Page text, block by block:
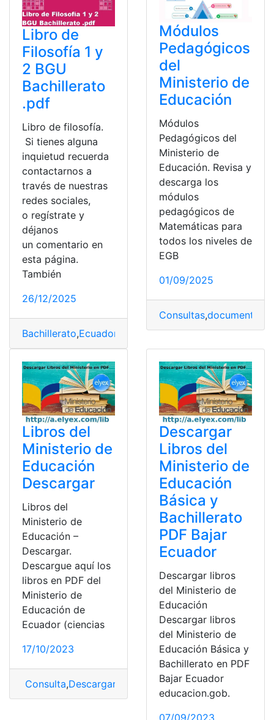
Libro de
Filosofía 1 y
2 BGU
Bachillerato
.pdf
Libro de filosofía.
Si tienes alguna
inquietud recuerda
contactarnos a
través de nuestras
redes sociales,
o regístrate y
déjanos
un comentario en
esta página.
También
26/12/2025
Bachillerato,Ecuador Filosofía,Libro,Libros,Libros del
Módulos
Pedagógicos
del
Ministerio de
Educación
Módulos
Pedagógicos del
Ministerio de
Educación. Revisa y
descarga los
módulos
pedagógicos de
Matemáticas para
todos los niveles de
EGB
01/09/2025
Consultas,documento
Libros del
Ministerio de
Educación
Descargar
Libros del
Ministerio de
Educación –
Descargar.
Descargue aquí los
libros en PDF del
Ministerio de
Educación de
Ecuador (ciencias
17/10/2023
Consulta,Descargar Libros del ministerio de
Descargar
Libros del
Ministerio de
Educación
Básica y
Bachillerato
PDF Bajar
Ecuador
Descargar libros
del Ministerio de
Educación
Descargar libros
del Ministerio de
Educación Básica y
Bachillerato en PDF
Bajar Ecuador
educacion.gob.
07/09/2023